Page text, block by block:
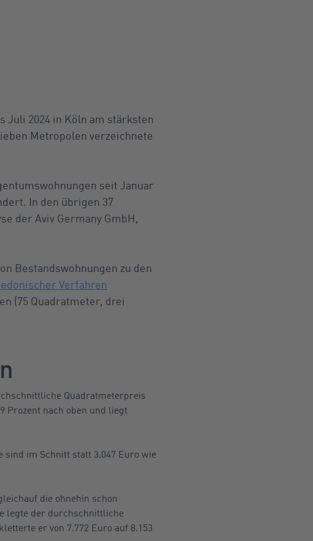
Juli 2024 in Köln am stärksten
Metropolen verzeichnete
seit Januar
In den übrigen 37
der Aviv Germany GmbH,
Bestandswohnungen zu den
Verfahren
(75 Quadratmeter, drei
Quadratmeterpreis
Prozent nach oben und liegt
sind im Schnitt statt 3.047 Euro wie
die ohnehin schon
legte der durchschnittliche
er von 7.772 Euro auf 8.153